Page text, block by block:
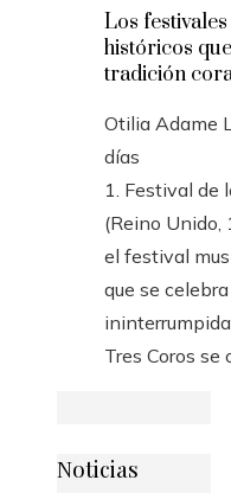
Los
históricos
tradición
Otilia Adame
días
1. Festival de
(Reino Unido,
el festival
que se
Tres Coros se
Noticias